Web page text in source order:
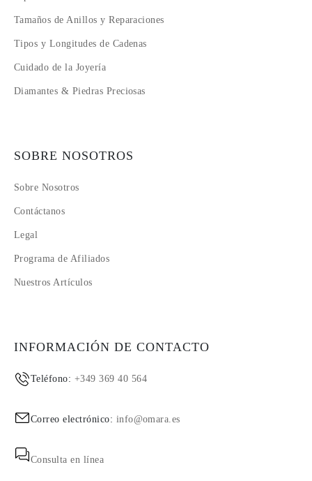
Tamaños de Anillos y Reparaciones
Tipos y Longitudes de Cadenas
Cuidado de la Joyería
Diamantes & Piedras Preciosas
SOBRE NOSOTROS
Sobre Nosotros
Contáctanos
Legal
Programa de Afiliados
Nuestros Artículos
INFORMACIÓN DE CONTACTO
Teléfono: +349 369 40 564
Correo electrónico: info@omara.es
Consulta en línea